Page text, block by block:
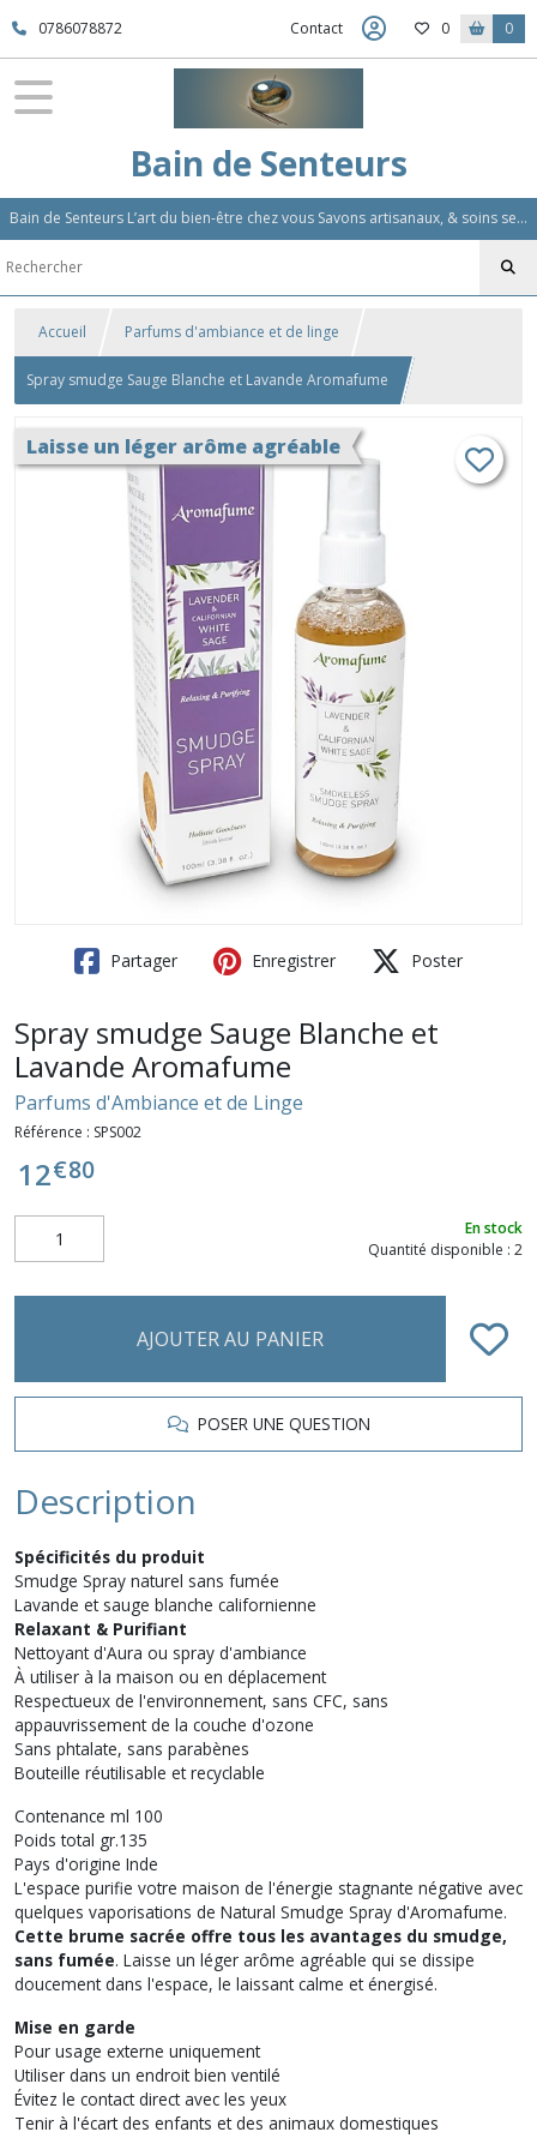
0786078872 Contact 0 0
Bain de Senteurs
Bain de Senteurs L’art du bien-être chez vous Savons artisanaux, & soins sensoriels, Aromathérapie et Parfums d'Ambiance,Soin Des Cheveux
Accueil Parfums d'ambiance et de linge
Spray smudge Sauge Blanche et Lavande Aromafume
Laisse un léger arôme agréable
Partager Enregistrer Poster
Spray smudge Sauge Blanche et
Lavande Aromafume
Parfums d'Ambiance et de Linge
Référence : SPS002
12€80
En stock
Quantité disponible : 2
AJOUTER AU PANIER
POSER UNE QUESTION
Description
Spécificités du produit
Smudge Spray naturel sans fumée
Lavande et sauge blanche californienne
Relaxant & Purifiant
Nettoyant d'Aura ou spray d'ambiance
À utiliser à la maison ou en déplacement
Respectueux de l'environnement, sans CFC, sans
appauvrissement de la couche d'ozone
Sans phtalate, sans parabènes
Bouteille réutilisable et recyclable
Contenance ml 100
Poids total gr.135
Pays d'origine Inde
L'espace purifie votre maison de l'énergie stagnante négative avec
quelques vaporisations de Natural Smudge Spray d'Aromafume.
Cette brume sacrée offre tous les avantages du smudge,
sans fumée. Laisse un léger arôme agréable qui se dissipe
doucement dans l'espace, le laissant calme et énergisé.
Mise en garde
Pour usage externe uniquement
Utiliser dans un endroit bien ventilé
Évitez le contact direct avec les yeux
Tenir à l'écart des enfants et des animaux domestiques